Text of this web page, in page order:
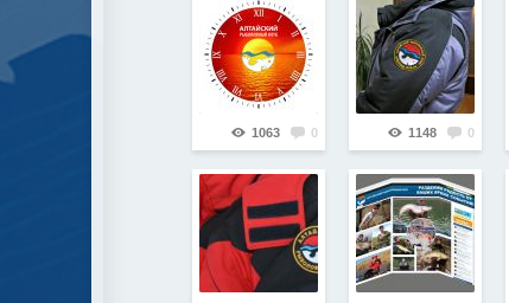
1063 0 1148 0